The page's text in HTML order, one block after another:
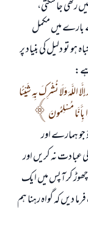
رکھی جا سکتی،
بارے میں مکمل
تو دلیل کی بنیاد پر
اللَّهَ وَلَا نُشْرِكَ بِهِ شَيْئًا
بِأَنَّا مُسْلِمُونَ
ہمارے اور
عبادت نہ کریں اور
چھوڑ کر آپس میں ایک
دیں کہ گواہ رہنا ہم